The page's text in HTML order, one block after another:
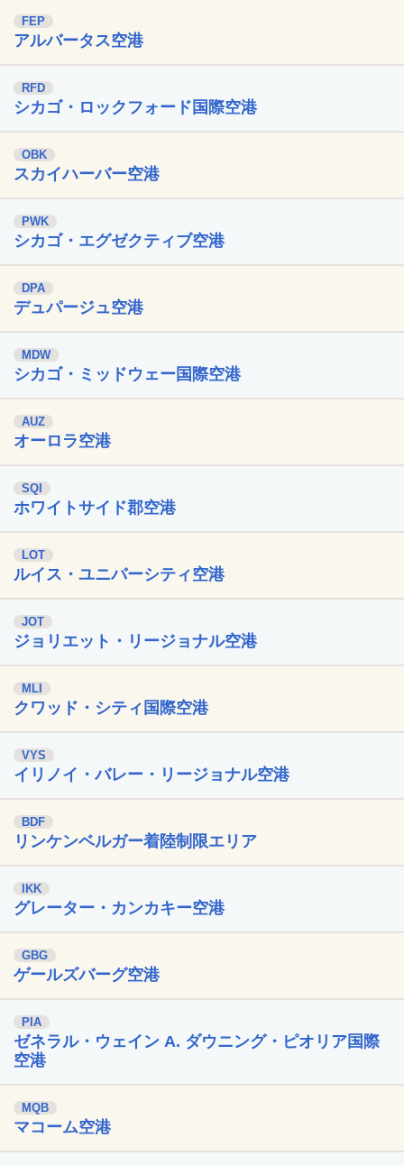
FEP
アルバータス空港
RFD
シカゴ・ロックフォード国際空港
OBK
スカイハーバー空港
PWK
シカゴ・エグゼクティブ空港
DPA
デュパージュ空港
MDW
シカゴ・ミッドウェー国際空港
AUZ
オーロラ空港
SQI
ホワイトサイド郡空港
LOT
ルイス・ユニバーシティ空港
JOT
ジョリエット・リージョナル空港
MLI
クワッド・シティ国際空港
VYS
イリノイ・バレー・リージョナル空港
BDF
リンケンベルガー着陸制限エリア
IKK
グレーター・カンカキー空港
GBG
ゲールズバーグ空港
PIA
ゼネラル・ウェイン A. ダウニング・ピオリア国際
空港
MQB
マコーム空港